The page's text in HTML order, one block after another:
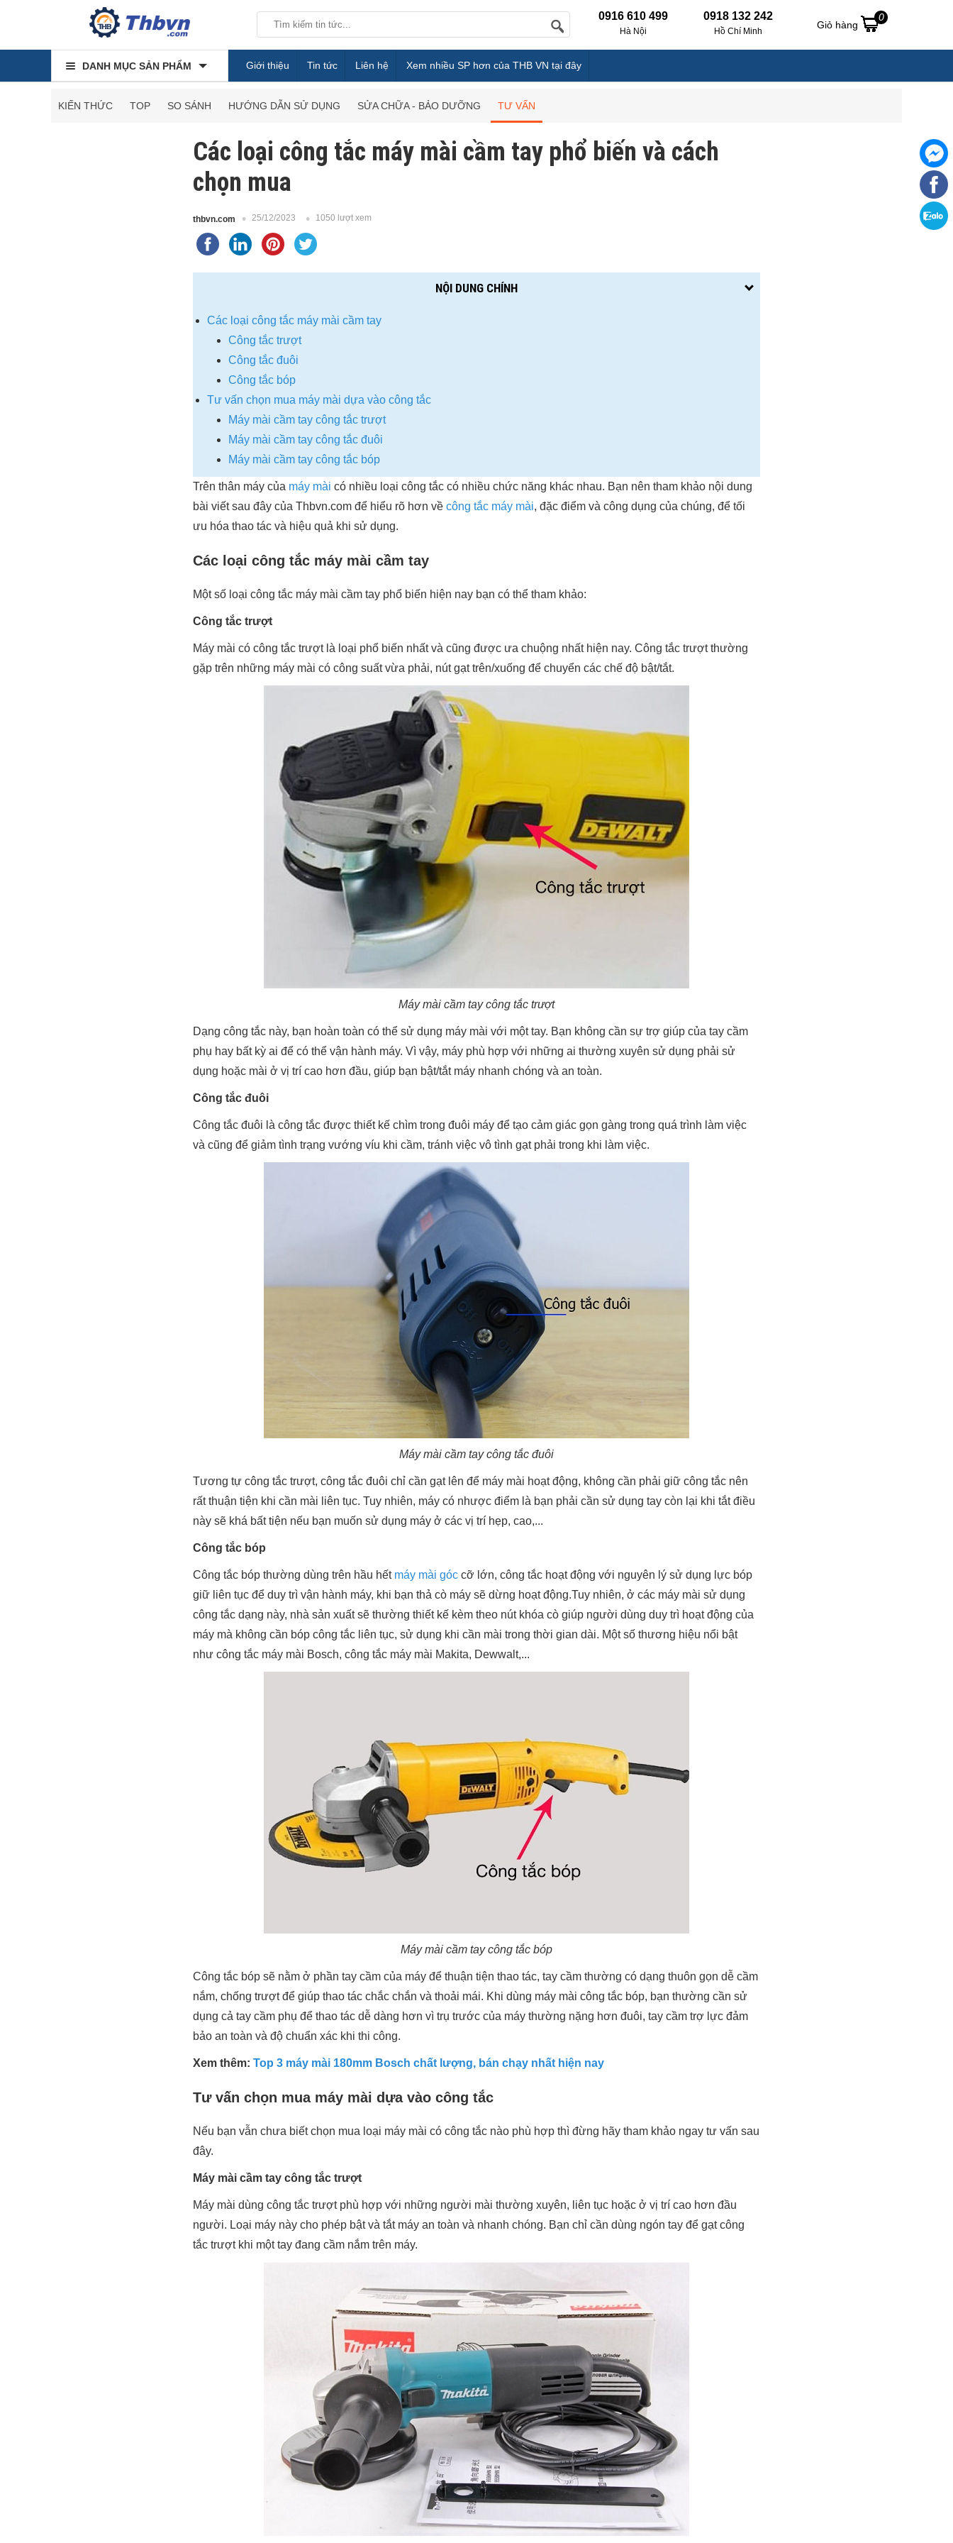
0916 610 499
Hà Nội
0918 132 242
Hồ Chí Minh
Giỏ hàng
0
DANH MỤC SẢN PHẨM Giới thiệu Tin tức Liên hệ Xem nhiều SP hơn của THB VN tại đây
KIẾN THỨC TOP SO SÁNH HƯỚNG DẪN SỬ DỤNG SỬA CHỮA - BẢO DƯỠNG TƯ VẤN
Các loại công tắc máy mài cầm tay phổ biến và cách
chọn mua
thbvn.com 25/12/2023 1050 lượt xem
NỘI DUNG CHÍNH
Các loại công tắc máy mài cầm tay
Công tắc trượt
Công tắc đuôi
Công tắc bóp
Tư vấn chọn mua máy mài dựa vào công tắc
Máy mài cầm tay công tắc trượt
Máy mài cầm tay công tắc đuôi
Máy mài cầm tay công tắc bóp
Trên thân máy của máy mài có nhiều loại công tắc có nhiều chức năng khác nhau. Bạn nên tham khảo nội dung
bài viết sau đây của Thbvn.com để hiểu rõ hơn về công tắc máy mài, đặc điểm và công dụng của chúng, để tối
ưu hóa thao tác và hiệu quả khi sử dụng.
Các loại công tắc máy mài cầm tay
Một số loại công tắc máy mài cầm tay phổ biến hiện nay bạn có thể tham khảo:
Công tắc trượt
Máy mài có công tắc trượt là loại phổ biến nhất và cũng được ưa chuộng nhất hiện nay. Công tắc trượt thường
gặp trên những máy mài có công suất vừa phải, nút gạt trên/xuống để chuyển các chế độ bật/tắt.
Máy mài cầm tay công tắc trượt
Dạng công tắc này, bạn hoàn toàn có thể sử dụng máy mài với một tay. Bạn không cần sự trợ giúp của tay cầm
phụ hay bất kỳ ai để có thể vận hành máy. Vì vậy, máy phù hợp với những ai thường xuyên sử dụng phải sử
dụng hoặc mài ở vị trí cao hơn đầu, giúp bạn bật/tắt máy nhanh chóng và an toàn.
Công tắc đuôi
Công tắc đuôi là công tắc được thiết kế chìm trong đuôi máy để tạo cảm giác gọn gàng trong quá trình làm việc
và cũng để giảm tình trạng vướng víu khi cầm, tránh việc vô tình gạt phải trong khi làm việc.
Máy mài cầm tay công tắc đuôi
Tương tự công tắc trượt, công tắc đuôi chỉ cần gạt lên để máy mài hoạt động, không cần phải giữ công tắc nên
rất thuận tiện khi cần mài liên tục. Tuy nhiên, máy có nhược điểm là bạn phải cần sử dụng tay còn lại khi tắt điều
này sẽ khá bất tiện nếu bạn muốn sử dụng máy ở các vị trí hẹp, cao,...
Công tắc bóp
Công tắc bóp thường dùng trên hầu hết máy mài góc cỡ lớn, công tắc hoạt động với nguyên lý sử dụng lực bóp
giữ liên tục để duy trì vận hành máy, khi bạn thả cò máy sẽ dừng hoạt động.Tuy nhiên, ở các máy mài sử dụng
công tắc dạng này, nhà sản xuất sẽ thường thiết kế kèm theo nút khóa cò giúp người dùng duy trì hoạt động của
máy mà không cần bóp công tắc liên tục, sử dụng khi cần mài trong thời gian dài. Một số thương hiệu nổi bật
như công tắc máy mài Bosch, công tắc máy mài Makita, Dewwalt,...
Máy mài cầm tay công tắc bóp
Công tắc bóp sẽ nằm ở phần tay cầm của máy để thuận tiện thao tác, tay cầm thường có dạng thuôn gọn dễ cầm
nắm, chống trượt để giúp thao tác chắc chắn và thoải mái. Khi dùng máy mài công tắc bóp, bạn thường cần sử
dụng cả tay cầm phụ để thao tác dễ dàng hơn vì trụ trước của máy thường nặng hơn đuôi, tay cầm trợ lực đảm
bảo an toàn và độ chuẩn xác khi thi công.
Xem thêm: Top 3 máy mài 180mm Bosch chất lượng, bán chạy nhất hiện nay
Tư vấn chọn mua máy mài dựa vào công tắc
Nếu bạn vẫn chưa biết chọn mua loại máy mài có công tắc nào phù hợp thì đừng hãy tham khảo ngay tư vấn sau
đây.
Máy mài cầm tay công tắc trượt
Máy mài dùng công tắc trượt phù hợp với những người mài thường xuyên, liên tục hoặc ở vị trí cao hơn đầu
người. Loại máy này cho phép bật và tắt máy an toàn và nhanh chóng. Bạn chỉ cần dùng ngón tay để gạt công
tắc trượt khi một tay đang cầm nắm trên máy.